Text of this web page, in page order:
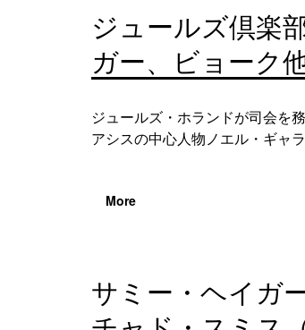
ジュールズ倶楽
ガー、ビョーク
ジュールズ・ホランドが司会を
アシスの中心人物ノエル・ギャ
More
サミー・ヘイガ